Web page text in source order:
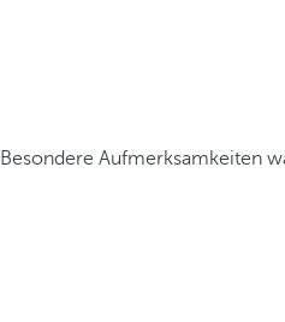
Besondere Aufmerksamkeiten